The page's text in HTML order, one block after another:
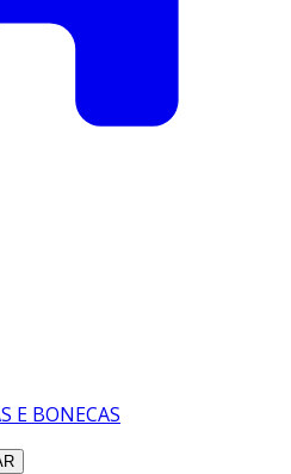
E BONECAS